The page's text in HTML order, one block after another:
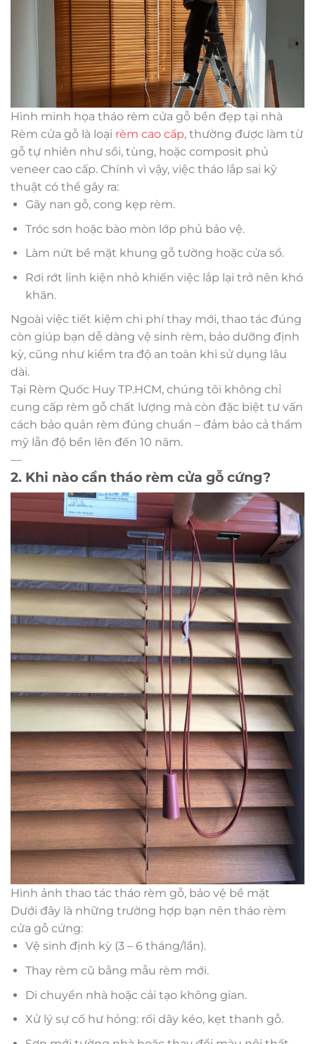
Hình minh họa tháo rèm cửa gỗ bền đẹp tại nhà
Rèm cửa gỗ là loại rèm cao cấp, thường được làm từ
gỗ tự nhiên như sồi, tùng, hoặc composit phủ
veneer cao cấp. Chính vì vậy, việc tháo lắp sai kỹ
thuật có thể gây ra:
Gãy nan gỗ, cong kẹp rèm.
Tróc sơn hoặc bào mòn lớp phủ bảo vệ.
Làm nứt bề mặt khung gỗ tường hoặc cửa sổ.
Rơi rớt linh kiện nhỏ khiến việc lắp lại trở nên khó
khăn.
Ngoài việc tiết kiệm chi phí thay mới, thao tác đúng
còn giúp bạn dễ dàng vệ sinh rèm, bảo dưỡng định
kỳ, cũng như kiểm tra độ an toàn khi sử dụng lâu
dài.
Tại Rèm Quốc Huy TP.HCM, chúng tôi không chỉ
cung cấp rèm gỗ chất lượng mà còn đặc biệt tư vấn
cách bảo quản rèm đúng chuẩn – đảm bảo cả thẩm
mỹ lẫn độ bền lên đến 10 năm.
—
2. Khi nào cần tháo rèm cửa gỗ cứng?
Hình ảnh thao tác tháo rèm gỗ, bảo vệ bề mặt
Dưới đây là những trường hợp bạn nên tháo rèm
cửa gỗ cứng:
Vệ sinh định kỳ (3 – 6 tháng/lần).
Thay rèm cũ bằng mẫu rèm mới.
Di chuyển nhà hoặc cải tạo không gian.
Xử lý sự cố hư hỏng: rối dây kéo, kẹt thanh gỗ.